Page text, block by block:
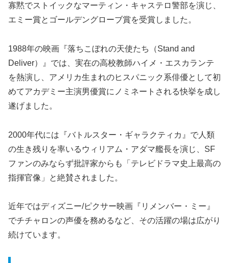
寡黙でストイックなマーティン・キャステロ警部を演じ、
エミー賞とゴールデングローブ賞を受賞しました。
1988年の映画『落ちこぼれの天使たち（Stand and
Deliver）』では、実在の高校教師ハイメ・エスカランテ
を熱演し、アメリカ生まれのヒスパニック系俳優として初
めてアカデミー主演男優賞にノミネートされる快挙を成し
遂げました。
2000年代には『バトルスター・ギャラクティカ』で人類
の生き残りを率いるウィリアム・アダマ艦長を演じ、SF
ファンのみならず批評家からも「テレビドラマ史上最高の
指揮官像」と絶賛されました。
近年ではディズニー/ピクサー映画『リメンバー・ミー』
でチチャロンの声優を務めるなど、その活躍の場は広がり
続けています。